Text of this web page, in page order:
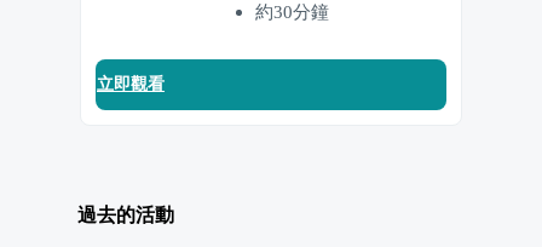
約30分鐘
立即觀看
過去的活動